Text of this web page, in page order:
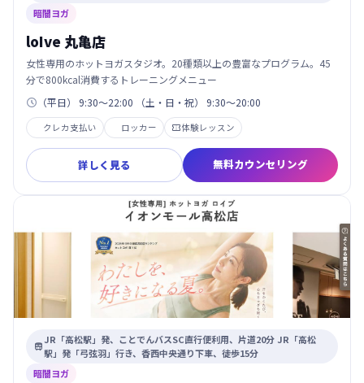
暗闇ヨガ
loIve 丸亀店
女性専用のホットヨガスタジオ。20種類以上の豊富なプログラム。45
分で800kcal消費するトレーニングメニュー
 （平日） 9:30～22:00 （土・日・祝） 9:30～20:00
クレカ支払い ロッカー 体験レッスン
詳しく見る 無料カウンセリング

JR「高松駅」発、ことでんバスSC直行便利用、片道20分 JR「高松
駅」発「弓弦羽」行き、香西中央通り下車、徒歩15分
暗闇ヨガ